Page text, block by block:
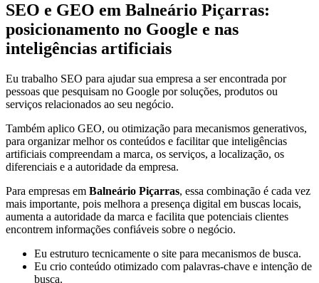
SEO e GEO em Balneário Piçarras:
posicionamento no Google e nas
inteligências artificiais
Eu trabalho SEO para ajudar sua empresa a ser encontrada por
pessoas que pesquisam no Google por soluções, produtos ou
serviços relacionados ao seu negócio.
Também aplico GEO, ou otimização para mecanismos generativos,
para organizar melhor os conteúdos e facilitar que inteligências
artificiais compreendam a marca, os serviços, a localização, os
diferenciais e a autoridade da empresa.
Para empresas em Balneário Piçarras, essa combinação é cada vez
mais importante, pois melhora a presença digital em buscas locais,
aumenta a autoridade da marca e facilita que potenciais clientes
encontrem informações confiáveis sobre o negócio.
Eu estruturo tecnicamente o site para mecanismos de busca.
Eu crio conteúdo otimizado com palavras-chave e intenção de
busca.